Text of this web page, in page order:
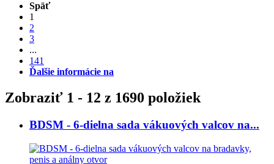
Späť
1
2
3
...
141
Ďalšie informácie na
Zobraziť 1 - 12 z 1690 položiek
BDSM - 6-dielna sada vákuových valcov na...